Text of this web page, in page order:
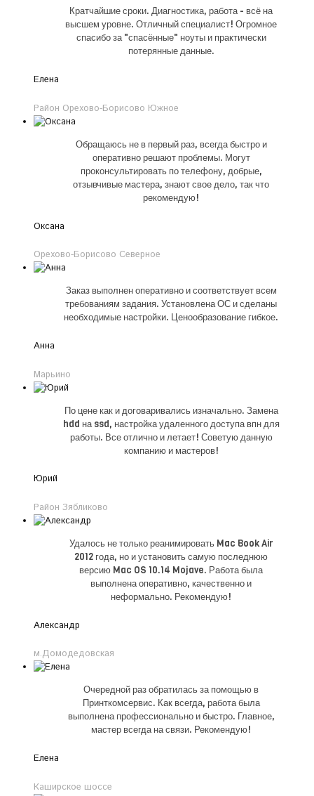
Кратчайшие сроки. Диагностика, работа - всё на
высшем уровне. Отличный специалист! Огромное
спасибо за "спасённые" ноуты и практически
потерянные данные.
Елена
Район Орехово-Борисово Южное
Обращаюсь не в первый раз, всегда быстро и
оперативно решают проблемы. Могут
проконсультировать по телефону, добрые,
отзывчивые мастера, знают свое дело, так что
рекомендую!
Оксана
Орехово-Борисово Северное
Заказ выполнен оперативно и соответствует всем
требованиям задания. Установлена ОС и сделаны
необходимые настройки. Ценообразование гибкое.
Анна
Марьино
По цене как и договаривались изначально. Замена
hdd на ssd, настройка удаленного доступа впн для
работы. Все отлично и летает! Советую данную
компанию и мастеров!
Юрий
Район Зябликово
Удалось не только реанимировать Mac Book Air
2012 года, но и установить самую последнюю
версию Mac OS 10.14 Mojave. Работа была
выполнена оперативно, качественно и
неформально. Рекомендую!
Александр
м.Домодедовская
Очередной раз обратилась за помощью в
Принткомсервис. Как всегда, работа была
выполнена профессионально и быстро. Главное,
мастер всегда на связи. Рекомендую!
Елена
Каширское шоссе